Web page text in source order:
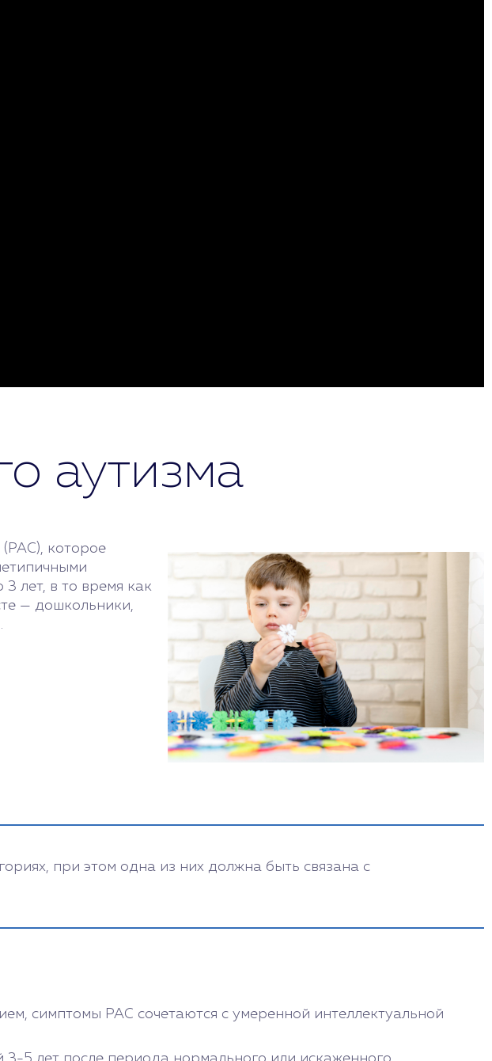
аутизма
(РАС), которое
лет, в то время как
— дошкольники,
при этом одна из них должна быть связана с
симптомы РАС сочетаются с умеренной интеллектуальной